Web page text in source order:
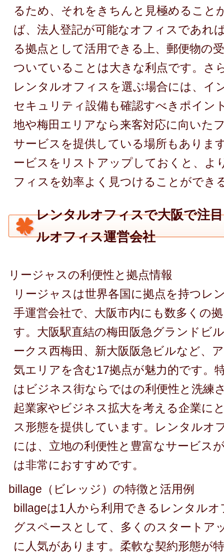
るため、それをきちんと見極めること
ば、法人登記が可能なオフィスであれ
る拠点として活用できる上、郵便物の
ついていることは大きな利点です。さ
レンタルオフィスを選ぶ場合には、イ
セキュリティ設備も確認すべきポイン
地や梅田エリアなら来客対応に向いた
サービスを提供している場所もありま
ービスをリストアップしておくと、よ
フィスを効率よく見つけることができ
レンタルオフィスで大阪で注
ルオフィス運営会社
リージャスの利便性と拠点情報
リージャスは世界各国に拠点を持つレ
手運営会社で、大阪市内にも数多くの
す。大阪駅直結の梅田阪急グランドビ
ークス西梅田、新大阪阪急ビルなど、
気エリアを含む17拠点が魅力的です。
はビジネス街ならではの利便性と洗練
起業家やビジネス拡大を考える企業に
ス形態を提供しています。レンタルオ
には、立地の利便性と豊富なサービス
は非常におすすめです。
billage（ビレッジ）の特徴と活用例
billageは1人から利用できるレンタル
グスペースとして、多くのスタートア
に人気があります。柔軟な契約形態が